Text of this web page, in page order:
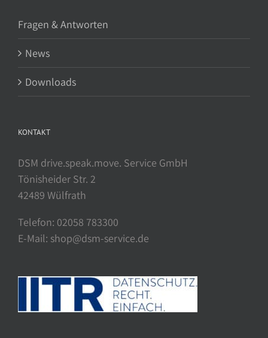
Fragen & Antworten
News
Downloads
KONTAKT
DSM drive.speak.move. Service GmbH
Tönisheider Str. 2
42489 Wülfrath
Telefon: 02058 783300
E-Mail: shop@dsm-service.de